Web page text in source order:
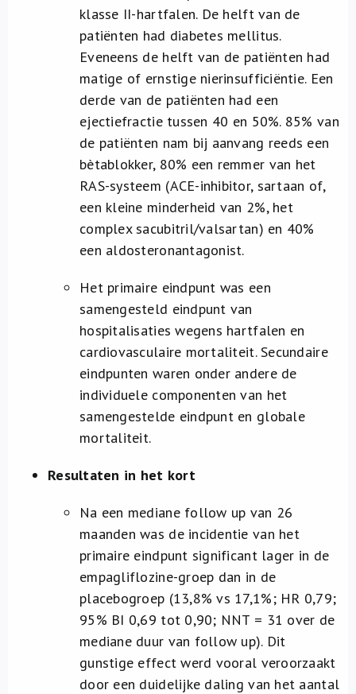
klasse II-hartfalen. De helft van de
patiënten had diabetes mellitus.
Eveneens de helft van de patiënten had
matige of ernstige nierinsufficiëntie. Een
derde van de patiënten had een
ejectiefractie tussen 40 en 50%. 85% van
de patiënten nam bij aanvang reeds een
bètablokker, 80% een remmer van het
RAS-systeem (ACE-inhibitor, sartaan of,
een kleine minderheid van 2%, het
complex sacubitril/valsartan) en 40%
een aldosteronantagonist.
Het primaire eindpunt was een
samengesteld eindpunt van
hospitalisaties wegens hartfalen en
cardiovasculaire mortaliteit. Secundaire
eindpunten waren onder andere de
individuele componenten van het
samengestelde eindpunt en globale
mortaliteit.
Resultaten in het kort
Na een mediane follow up van 26
maanden was de incidentie van het
primaire eindpunt significant lager in de
empagliflozine-groep dan in de
placebogroep (13,8% vs 17,1%; HR 0,79;
95% BI 0,69 tot 0,90; NNT = 31 over de
mediane duur van follow up). Dit
gunstige effect werd vooral veroorzaakt
door een duidelijke daling van het aantal